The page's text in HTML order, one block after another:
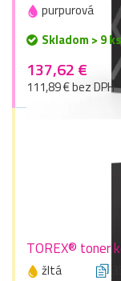
purpurová
Skladom > 9 ks
137,62 €
111,89 € bez DPH
TOREX® toner
žltá